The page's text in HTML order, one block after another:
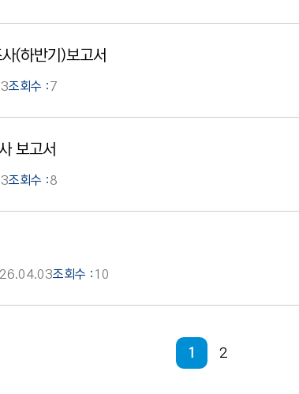
(하반기)보고서
조회수 :7
보고서
조회수 :8
조회수 : 10
1 현재 페이지
2